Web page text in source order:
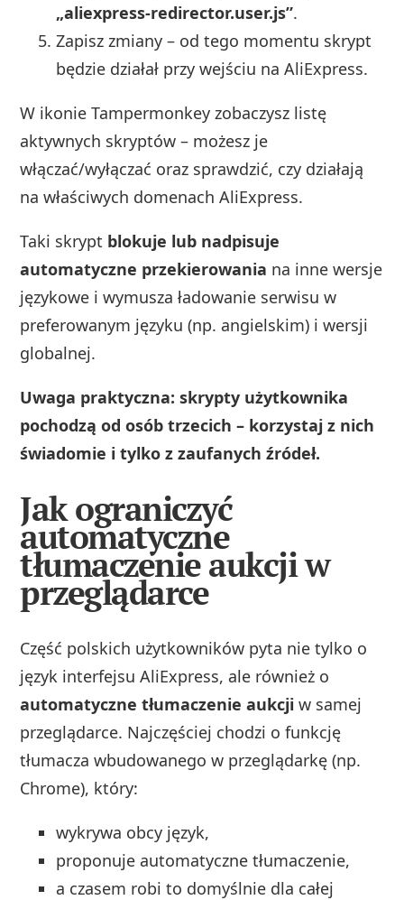
„aliexpress-redirector.user.js”.
Zapisz zmiany – od tego momentu skrypt
będzie działał przy wejściu na AliExpress.
W ikonie Tampermonkey zobaczysz listę
aktywnych skryptów – możesz je
włączać/wyłączać oraz sprawdzić, czy działają
na właściwych domenach AliExpress.
Taki skrypt blokuje lub nadpisuje
automatyczne przekierowania na inne wersje
językowe i wymusza ładowanie serwisu w
preferowanym języku (np. angielskim) i wersji
globalnej.
Uwaga praktyczna: skrypty użytkownika
pochodzą od osób trzecich – korzystaj z nich
świadomie i tylko z zaufanych źródeł.
Jak ograniczyć
automatyczne
tłumaczenie aukcji w
przeglądarce
Część polskich użytkowników pyta nie tylko o
język interfejsu AliExpress, ale również o
automatyczne tłumaczenie aukcji w samej
przeglądarce. Najczęściej chodzi o funkcję
tłumacza wbudowanego w przeglądarkę (np.
Chrome), który:
wykrywa obcy język,
proponuje automatyczne tłumaczenie,
a czasem robi to domyślnie dla całej